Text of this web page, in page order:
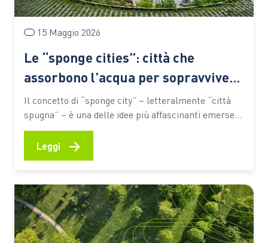
15 Maggio 2026
Le “sponge cities”: città che
assorbono l’acqua per sopravvivere
al clima che cambia
Il concetto di “sponge city” – letteralmente “città
spugna” – è una delle idee più affascinanti emerse
negli ultimi anni nel campo dell’adattamento urbano
al cambiamento climatico. A svilupparlo è stato
l’acqua, ma di accoglierla, trattenerla…
Leggi →